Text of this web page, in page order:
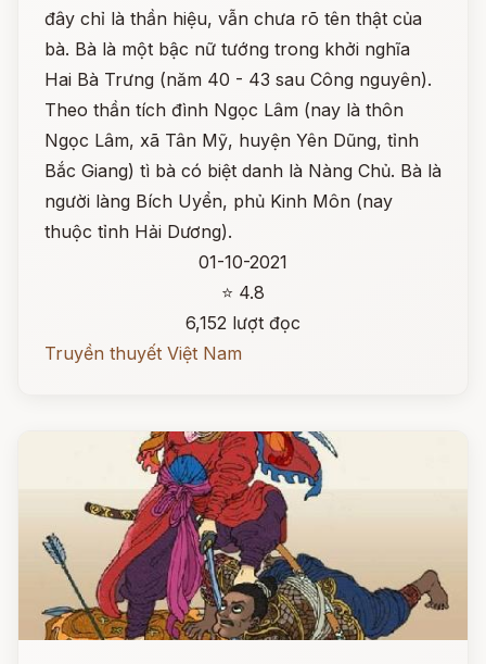
đây chỉ là thần hiệu, vẫn chưa rõ tên thật của
bà. Bà là một bậc nữ tướng trong khởi nghĩa
Hai Bà Trưng (năm 40 - 43 sau Công nguyên).
Theo thần tích đình Ngọc Lâm (nay là thôn
Ngọc Lâm, xã Tân Mỹ, huyện Yên Dũng, tỉnh
Bắc Giang) tì bà có biệt danh là Nàng Chủ. Bà là
người làng Bích Uyển, phủ Kinh Môn (nay
thuộc tỉnh Hải Dương).
01-10-2021
⭐ 4.8
6,152 lượt đọc
Truyền thuyết Việt Nam